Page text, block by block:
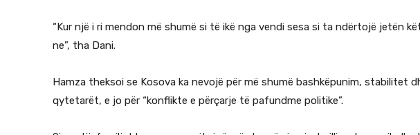
“Kur një i ri mendon më shumë si të ikë nga vendi sesa si ta ndërtojë jetën
ne”, tha Dani.
Hamza theksoi se Kosova ka nevojë për më shumë bashkëpunim, stabilitet
qytetarët, e jo për “konflikte e përçarje të pafundme politike”.